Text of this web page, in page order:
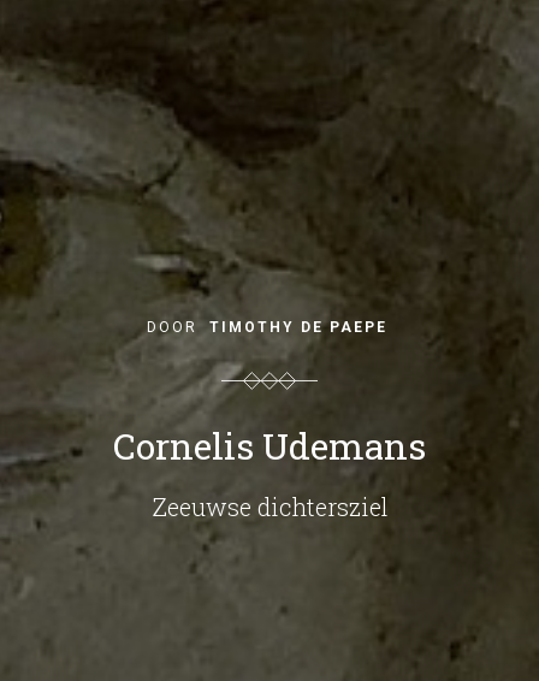
DOOR TIMOTHY DE PAEPE
Cornelis Udemans
Zeeuwse dichtersziel